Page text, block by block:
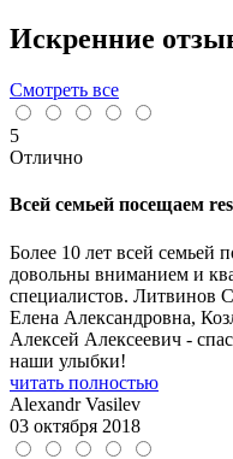
Искренние
Смотреть все
5
Отлично
Всей семьей посещаем
Более 10 лет всей семьей
довольны вниманием и
специалистов. Литвинов
Елена Александровна,
Алексей Алексеевич -
наши улыбки!
читать полностью
Alexandr Vasilev
03 октября 2018